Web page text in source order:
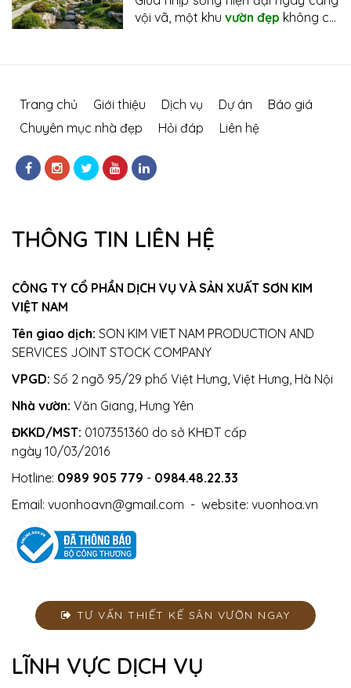
thiên nhiên
vội vã, một khuvườn đẹp không chỉ
nhận được sự bình yên và thư thái.
Với nghệ thuật thiết kế sân vườn
Nhật Bản
, những khoảng đất
tưởng chừng đơn điệu được biến
hóa thành một bức tranh thiên
những đường nét bố cục tinh tế.
Trang chủ Giới thiệu Dịch vụ Dự án
Báo giá
Chuyên mục nhà đẹp
Hỏi đáp Liên hệ
THÔNG TIN LIÊN HỆ
CÔNG TY CỔ PHẦN DỊCH VỤ VÀ SẢN XUẤT SƠN KIM
VIỆT NAM
Tên giao dịch: SON KIM VIET NAM PRODUCTION AND
SERVICES JOINT STOCK COMPANY
VPGD: Số 2 ngõ 95/29 phố Việt Hưng, Việt Hưng, Hà Nội
Nhà vườn: Văn Giang, Hưng Yên
ĐKKD/MST: 0107351360 do sở KHĐT cấp
ngày 10/03/2016
Hotline: 0989 905 779 - 0984.48.22.33
Email: vuonhoavn@gmail.com - website: vuonhoa.vn
TƯ VẤN THIẾT KẾ SÂN VƯỜN NGAY
LĨNH VỰC DỊCH VỤ